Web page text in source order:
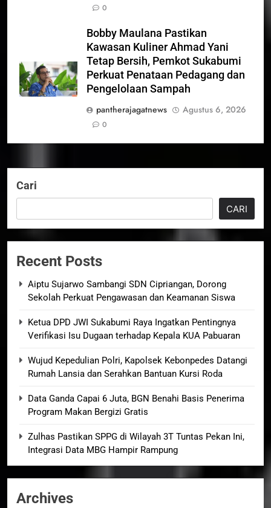
0
Bobby Maulana Pastikan
Kawasan Kuliner Ahmad Yani
Tetap Bersih, Pemkot Sukabumi
Perkuat Penataan Pedagang dan
Pengelolaan Sampah
pantherajagatnews
Agustus 6, 2026
0
Cari
CARI
Recent Posts
Aiptu Sujarwo Sambangi SDN Cipriangan, Dorong
Sekolah Perkuat Pengawasan dan Keamanan Siswa
Ketua DPD JWI Sukabumi Raya Ingatkan Pentingnya
Verifikasi Isu Dugaan terhadap Kepala KUA Pabuaran
Wujud Kepedulian Polri, Kapolsek Kebonpedes Datangi
Rumah Lansia dan Serahkan Bantuan Kursi Roda
Data Ganda Capai 6 Juta, BGN Benahi Basis Penerima
Program Makan Bergizi Gratis
Zulhas Pastikan SPPG di Wilayah 3T Tuntas Pekan Ini,
Integrasi Data MBG Hampir Rampung
Archives